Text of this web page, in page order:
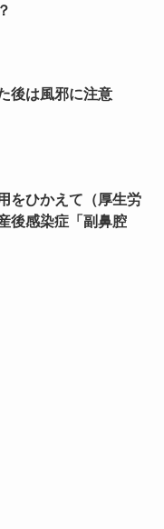
後は風邪に注意
をひかえて（厚生労
後感染症「副鼻腔